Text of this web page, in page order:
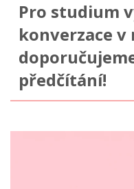
Pro studium
konverzace v
předčítání!